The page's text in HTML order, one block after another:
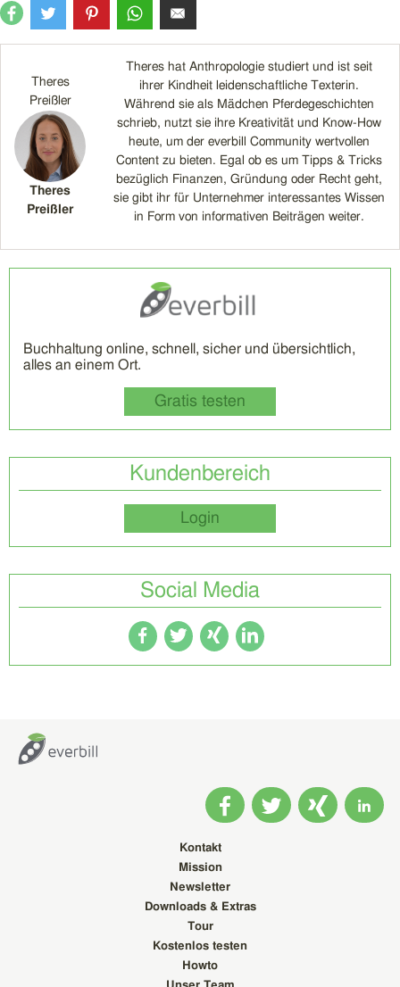
Theres
Preißler
Theres
Preißler
Theres hat Anthropologie studiert und ist seit
ihrer Kindheit leidenschaftliche Texterin.
Während sie als Mädchen Pferdegeschichten
schrieb, nutzt sie ihre Kreativität und Know-How
heute, um der everbill Community wertvollen
Content zu bieten. Egal ob es um Tipps & Tricks
bezüglich Finanzen, Gründung oder Recht geht,
sie gibt ihr für Unternehmer interessantes Wissen
in Form von informativen Beiträgen weiter.
Buchhaltung online, schnell, sicher und übersichtlich,
alles an einem Ort.
Gratis testen
Kundenbereich
Login
Social Media
Kontakt
Mission
Newsletter
Downloads & Extras
Tour
Kostenlos testen
Howto